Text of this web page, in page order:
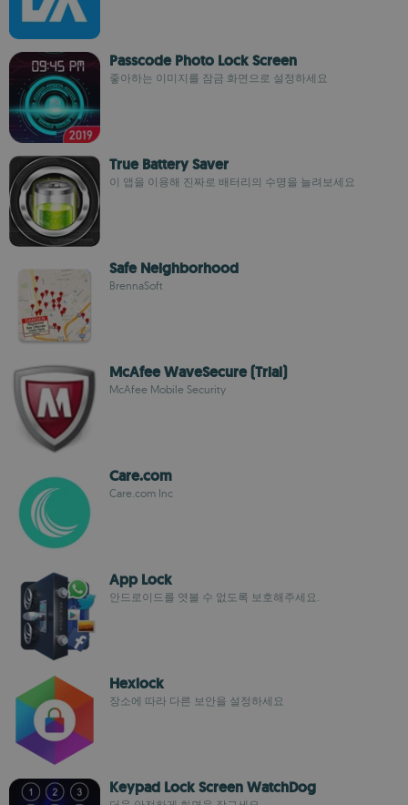
Passcode Photo Lock Screen
좋아하는 이미지를 잠금 화면으로 설정하세요
True Battery Saver
이 앱을 이용해 진짜로 배터리의 수명을 늘려보세요
Safe Neighborhood
BrennaSoft
McAfee WaveSecure (Trial)
McAfee Mobile Security
Care.com
Care.com Inc
App Lock
안드로이드를 엿볼 수 없도록 보호해주세요.
Hexlock
장소에 따라 다른 보안을 설정하세요
Keypad Lock Screen WatchDog